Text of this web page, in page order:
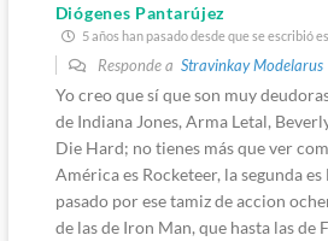
Diógenes Pantarújez
5 años han pasado desde que se escribió
Responde a Stravinkay Modelarus
Yo creo que sí que son muy
de Indiana Jones, Arma Letal,
Die Hard; no tienes más que ver
América es Rocketeer, la segunda
pasado por ese tamiz de accion
de las de Iron Man, que hasta las de